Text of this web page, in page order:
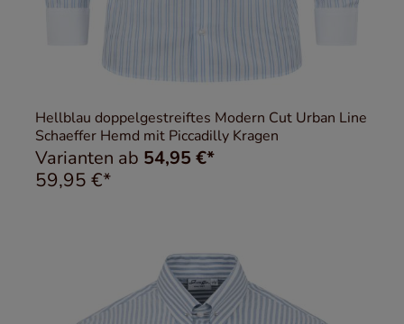
Hellblau doppelgestreiftes Modern Cut Urban Line
Schaeffer Hemd mit Piccadilly Kragen
Varianten ab 54,95 €*
59,95 €*